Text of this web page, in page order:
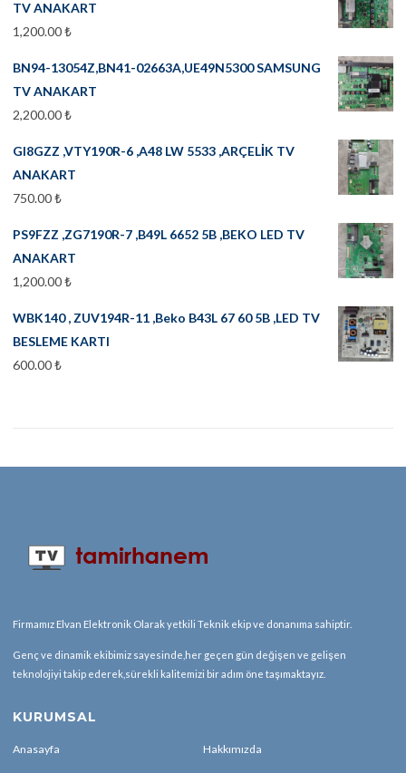
TV ANAKART
1,200.00₺
BN94-13054Z,BN41-02663A,UE49N5300 SAMSUNG
TV ANAKART
2,200.00₺
GI8GZZ ,VTY190R-6 ,A48 LW 5533 ,ARÇELİK TV
ANAKART
750.00₺
PS9FZZ ,ZG7190R-7 ,B49L 6652 5B ,BEKO LED TV
ANAKART
1,200.00₺
WBK140 , ZUV194R-11 ,Beko B43L 67 60 5B ,LED TV
BESLEME KARTI
600.00₺
Firmamız Elvan Elektronik Olarak yetkili Teknik ekip ve donanıma sahiptir.
Genç ve dinamik ekibimiz sayesinde,her geçen gün değişen ve gelişen
teknolojiyi takip ederek,sürekli kalitemizi bir adım öne taşımaktayız.
KURUMSAL
Anasayfa Hakkımızda